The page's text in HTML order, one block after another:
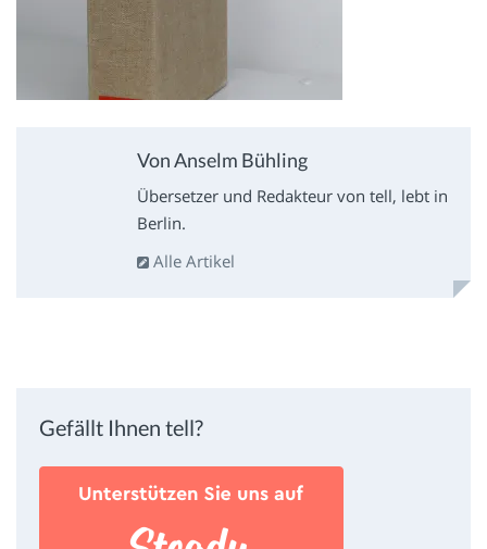
Von Anselm Bühling
Übersetzer und Redakteur von tell, lebt in
Berlin.
Alle Artikel
Gefällt Ihnen tell?